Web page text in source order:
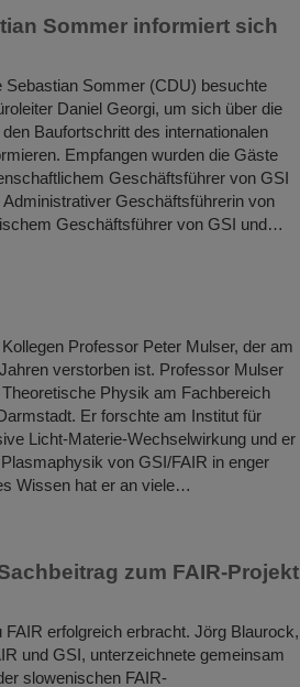
Sommer informiert sich
Sommer (CDU) besuchte
Daniel Georgi, um sich über die
Baufortschritt des internationalen
Empfangen wurden die Gäste
Geschäftsführer von GSI
Geschäftsführerin von
Geschäftsführer von GSI und…
Professor Peter Mulser, der am
verstorben ist. Professor Mulser
Physik am Fachbereich
Er forschte am Institut für
Licht-Materie-Wechselwirkung und er
von GSI/FAIR in enger
Wissen hat er an viele…
zum FAIR-Projekt
erfolgreich erbracht. Jörg Blaurock,
und GSI, unterzeichnete gemeinsam
slowenischen FAIR-